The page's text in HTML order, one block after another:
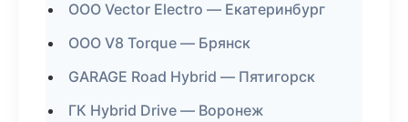
ООО Vector Electro — Екатеринбург
ООО V8 Torque — Брянск
GARAGE Road Hybrid — Пятигорск
ГК Hybrid Drive — Воронеж